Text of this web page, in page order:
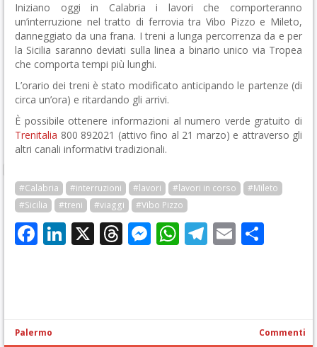
Iniziano oggi in Calabria i lavori che comporteranno
un’interruzione nel tratto di ferrovia tra Vibo Pizzo e Mileto,
danneggiato da una frana. I treni a lunga percorrenza da e per
la Sicilia saranno deviati sulla linea a binario unico via Tropea
che comporta tempi più lunghi.
L’orario dei treni è stato modificato anticipando le partenze (di
circa un’ora) e ritardando gli arrivi.
È possibile ottenere informazioni al numero verde gratuito di
Trenitalia 800 892021 (attivo fino al 21 marzo) e attraverso gli
altri canali informativi tradizionali.
#Calabria #interruzioni #lavori #lavori in corso
#Mileto
#Sicilia
#treni #viaggi #Vibo Pizzo
Facebook
LinkedIn
X Threads
Messenger
WhatsApp
Telegram
Email
Palermo Commenti